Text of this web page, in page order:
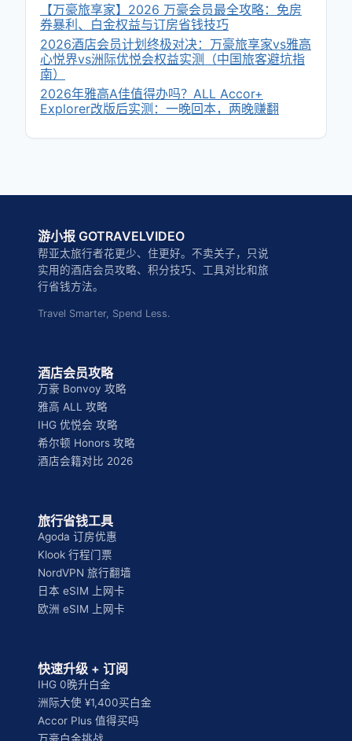
【万豪旅享家】2026 万豪会员最全攻略：免房
券暴利、白金权益与订房省钱技巧
2026酒店会员计划终极对决：万豪旅享家vs雅高
心悦界vs洲际优悦会权益实测（中国旅客避坑指
南）
2026年雅高A佳值得办吗？ALL Accor+
Explorer改版后实测：一晚回本，两晚赚翻
游小报 GOTRAVELVIDEO
帮亚太旅行者花更少、住更好。不卖关子，只说
实用的酒店会员攻略、积分技巧、工具对比和旅
行省钱方法。
Travel Smarter, Spend Less.
酒店会员攻略
万豪 Bonvoy 攻略
雅高 ALL 攻略
IHG 优悦会 攻略
希尔顿 Honors 攻略
酒店会籍对比 2026
旅行省钱工具
Agoda 订房优惠
Klook 行程门票
NordVPN 旅行翻墙
日本 eSIM 上网卡
欧洲 eSIM 上网卡
快速升级 + 订阅
IHG 0晚升白金
洲际大使 ¥1,400买白金
Accor Plus 值得买吗